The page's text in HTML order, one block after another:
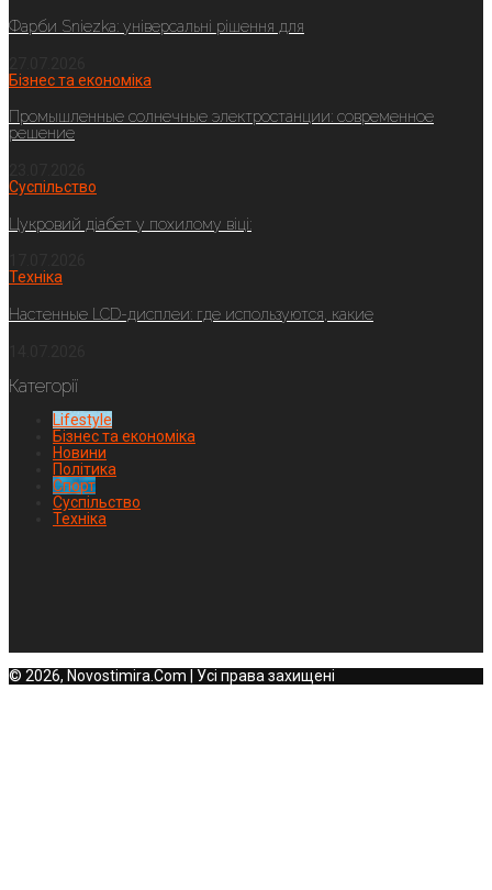
Фарби Sniezka: універсальні рішення для
Бізнес та економіка
Промышленные солнечные электростанции: современное
решение
Суспільство
Цукровий діабет у похилому віці:
Техніка
Настенные LCD-дисплеи: где используются, какие
Категорії
Lifestyle
Бізнес та економіка
Новини
Політика
Спорт
Суспільство
Техніка
© 2026, Novostimira.Com | Усі права захищені